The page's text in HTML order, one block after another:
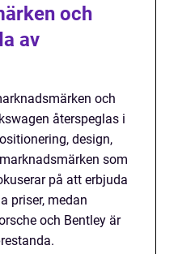
och
av
och
återspeglas i
design,
som
på att erbjuda
priser, medan
och Bentley är